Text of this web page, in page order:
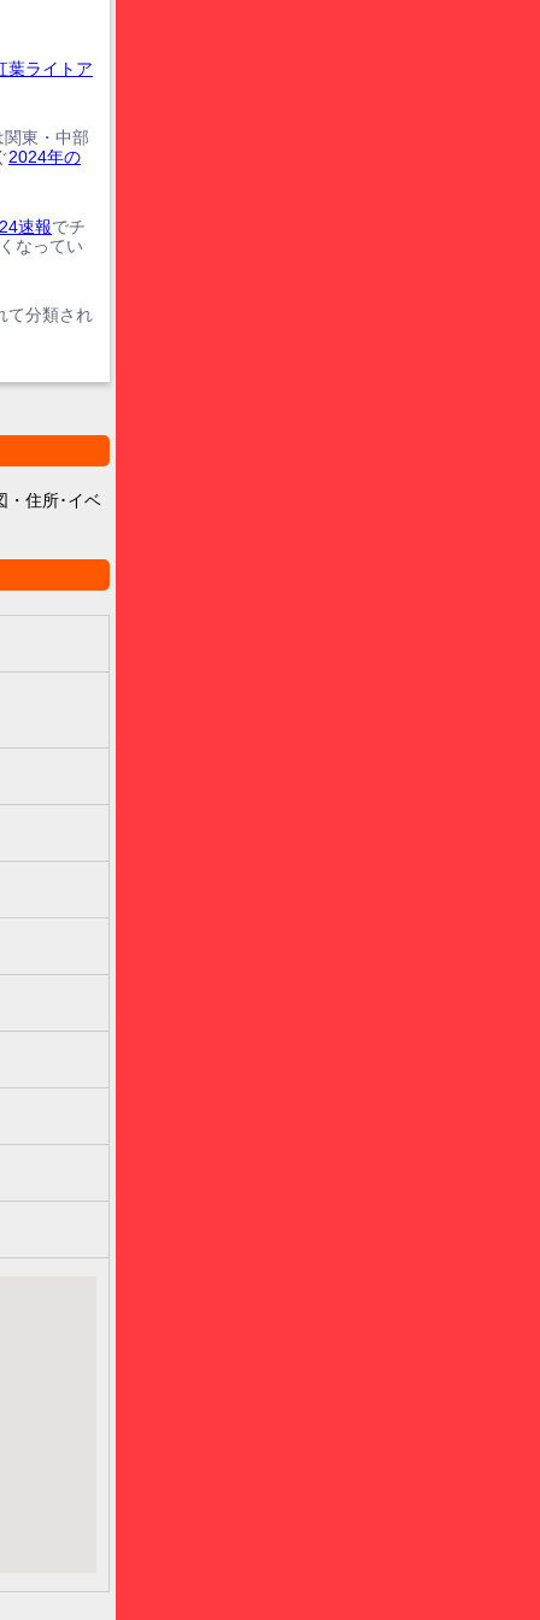
ライトア
東・中部
2024年の
速報でチ
なってい
て分類され
・住所･イベ